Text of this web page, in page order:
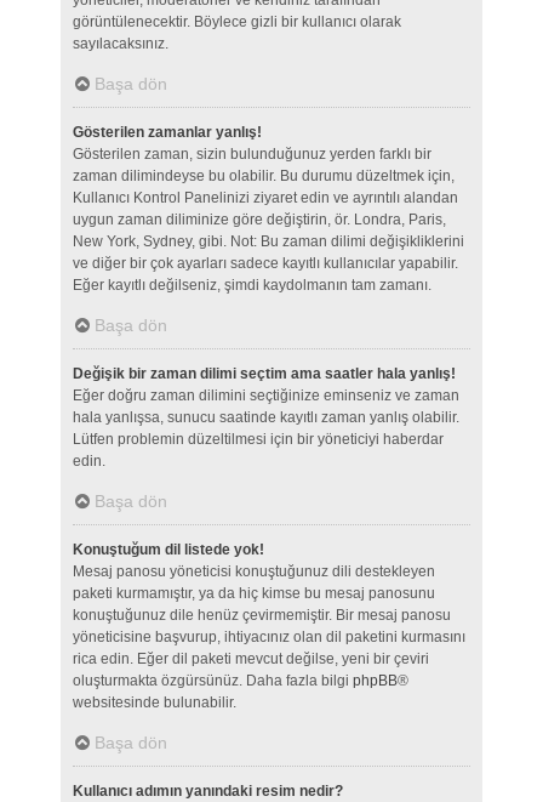
görüntülenecektir. Böylece gizli bir kullanıcı olarak
sayılacaksınız.
Başa dön
Gösterilen zamanlar yanlış!
Gösterilen zaman, sizin bulunduğunuz yerden farklı bir
zaman dilimindeyse bu olabilir. Bu durumu düzeltmek için,
Kullanıcı Kontrol Panelinizi ziyaret edin ve ayrıntılı alandan
uygun zaman diliminize göre değiştirin, ör. Londra, Paris,
New York, Sydney, gibi. Not: Bu zaman dilimi değişikliklerini
ve diğer bir çok ayarları sadece kayıtlı kullanıcılar yapabilir.
Eğer kayıtlı değilseniz, şimdi kaydolmanın tam zamanı.
Başa dön
Değişik bir zaman dilimi seçtim ama saatler hala yanlış!
Eğer doğru zaman dilimini seçtiğinize eminseniz ve zaman
hala yanlışsa, sunucu saatinde kayıtlı zaman yanlış olabilir.
Lütfen problemin düzeltilmesi için bir yöneticiyi haberdar
edin.
Başa dön
Konuştuğum dil listede yok!
Mesaj panosu yöneticisi konuştuğunuz dili destekleyen
paketi kurmamıştır, ya da hiç kimse bu mesaj panosunu
konuştuğunuz dile henüz çevirmemiştir. Bir mesaj panosu
yöneticisine başvurup, ihtiyacınız olan dil paketini kurmasını
rica edin. Eğer dil paketi mevcut değilse, yeni bir çeviri
oluşturmakta özgürsünüz. Daha fazla bilgi phpBB®
websitesinde bulunabilir.
Başa dön
Kullanıcı adımın yanındaki resim nedir?